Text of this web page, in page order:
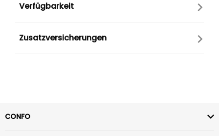
Verfügbarkeit
Zusatzversicherungen
CONFO